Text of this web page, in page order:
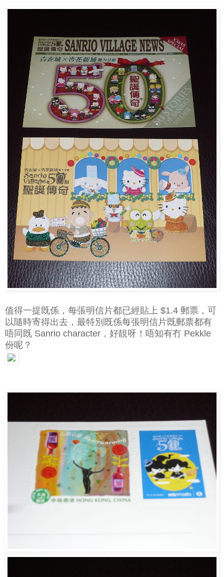
值得一提既係，每張明信片都已經貼上 $1.4 郵票，可
以隨時寄得出去，最特別既係每張明信片既郵票都有
唔同既 Sanrio character，好靚呀！唔知有冇 Pekkle
份呢？